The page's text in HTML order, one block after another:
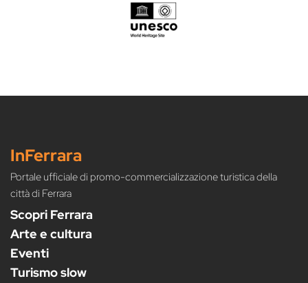
InFerrara
Portale ufficiale di promo-commercializzazione turistica della
città di Ferrara
Scopri Ferrara
Arte e cultura
Eventi
Turismo slow